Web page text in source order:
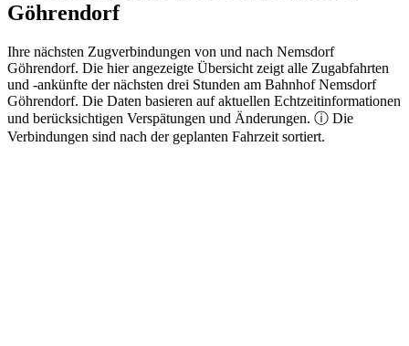
Göhrendorf
Ihre nächsten Zugverbindungen von und nach Nemsdorf
Göhrendorf. Die hier angezeigte Übersicht zeigt alle Zugabfahrten
und -ankünfte der nächsten drei Stunden am Bahnhof Nemsdorf
Göhrendorf. Die Daten basieren auf aktuellen Echtzeitinformationen
und berücksichtigen Verspätungen und Änderungen. ⓘ Die
Verbindungen sind nach der geplanten Fahrzeit sortiert.